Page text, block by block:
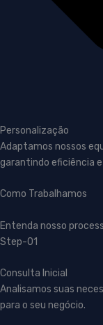
Personalização
Adaptamos nossos
garantindo eficiência
Como Trabalhamos
Entenda nosso
Step-01
Consulta Inicial
Analisamos suas
para o seu negócio.